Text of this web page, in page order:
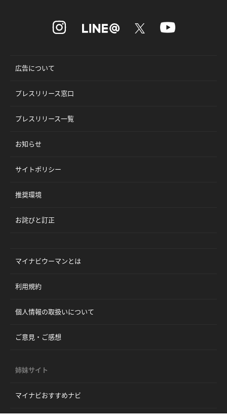
広告について
プレスリリース窓口
プレスリリース一覧
お知らせ
サイトポリシー
推奨環境
お詫びと訂正
マイナビウーマンとは
利用規約
個人情報の取扱いについて
ご意見・ご感想
姉妹サイト
マイナビおすすめナビ